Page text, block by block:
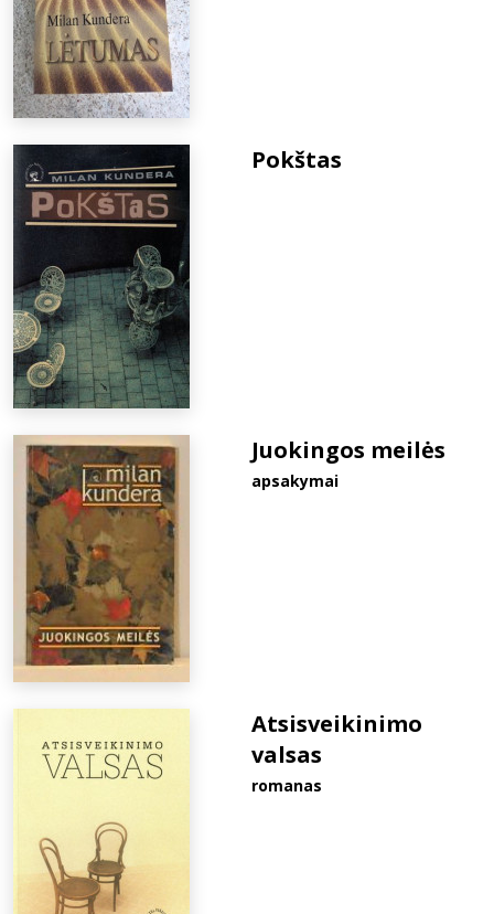
Pokštas
Juokingos meilės
apsakymai
Atsisveikinimo
valsas
romanas